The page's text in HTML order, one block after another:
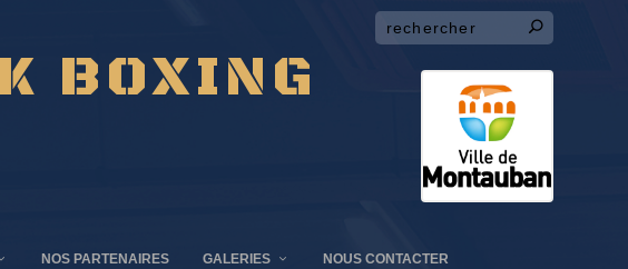
BOXING
NOS PARTENAIRES GALERIES NOUS CONTACTER